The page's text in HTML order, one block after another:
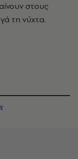
στους
τη νύχτα.